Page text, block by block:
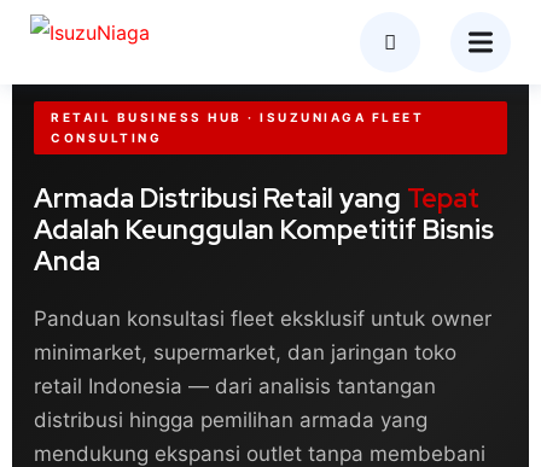
RETAIL BUSINESS HUB · ISUZUNIAGA FLEET
CONSULTING
Armada Distribusi Retail yang Tepat
Adalah Keunggulan Kompetitif Bisnis
Anda
Panduan konsultasi fleet eksklusif untuk owner
minimarket, supermarket, dan jaringan toko
retail Indonesia — dari analisis tantangan
distribusi hingga pemilihan armada yang
mendukung ekspansi outlet tanpa membebani